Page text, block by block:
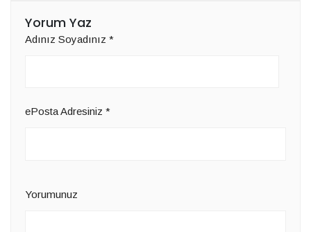
Yorum Yaz
Adınız Soyadınız *
ePosta Adresiniz *
Yorumunuz